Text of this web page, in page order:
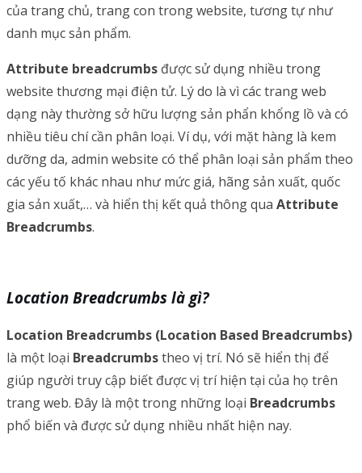
của trang chủ, trang con trong website, tương tự như
danh mục sản phẩm.
Attribute breadcrumbs được sử dụng nhiều trong
website thương mại điện tử. Lý do là vì các trang web
dạng này thường sở hữu lượng sản phẩn khổng lồ và có
nhiều tiêu chí cần phân loại. Ví dụ, với mặt hàng là kem
dưỡng da, admin website có thể phân loại sản phẩm theo
các yếu tố khác nhau như mức giá, hãng sản xuất, quốc
gia sản xuất,… và hiển thị kết quả thông qua Attribute
Breadcrumbs.
Location Breadcrumbs là gì?
Location Breadcrumbs (Location Based Breadcrumbs)
là một loại Breadcrumbstheo vị trí. Nó sẽ hiển thị để
giúp người truy cập biết được vị trí hiện tại của họ trên
trang web. Đây là một trong những loại Breadcrumbs
phổ biến và được sử dụng nhiều nhất hiện nay.